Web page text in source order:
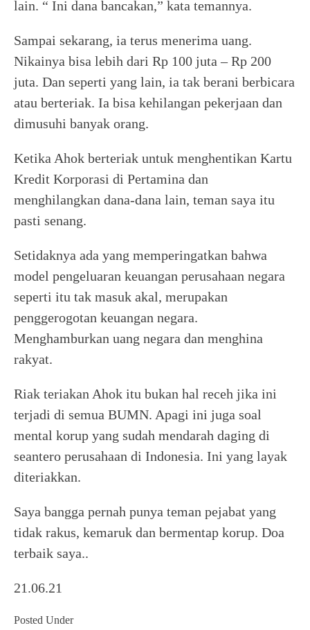
lain. “ Ini dana bancakan,” kata temannya.
Sampai sekarang, ia terus menerima uang.
Nikainya bisa lebih dari Rp 100 juta – Rp 200
juta. Dan seperti yang lain, ia tak berani berbicara
atau berteriak. Ia bisa kehilangan pekerjaan dan
dimusuhi banyak orang.
Ketika Ahok berteriak untuk menghentikan Kartu
Kredit Korporasi di Pertamina dan
menghilangkan dana-dana lain, teman saya itu
pasti senang.
Setidaknya ada yang memperingatkan bahwa
model pengeluaran keuangan perusahaan negara
seperti itu tak masuk akal, merupakan
penggerogotan keuangan negara.
Menghamburkan uang negara dan menghina
rakyat.
Riak teriakan Ahok itu bukan hal receh jika ini
terjadi di semua BUMN. Apagi ini juga soal
mental korup yang sudah mendarah daging di
seantero perusahaan di Indonesia. Ini yang layak
diteriakkan.
Saya bangga pernah punya teman pejabat yang
tidak rakus, kemaruk dan bermentap korup. Doa
terbaik saya..
21.06.21
Posted Under